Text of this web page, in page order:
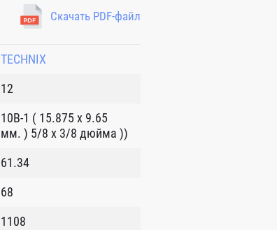
Скачать PDF-файл
TECHNIX
12
10B-1 ( 15.875 x 9.65
мм. ) 5/8 x 3/8 дюйма ))
61.34
68
1108